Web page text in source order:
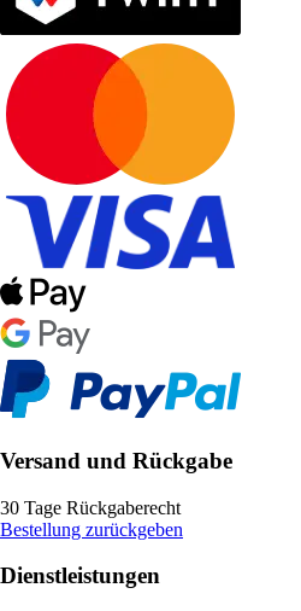
Versand und Rückgabe
30 Tage Rückgaberecht
Bestellung zurückgeben
Dienstleistungen